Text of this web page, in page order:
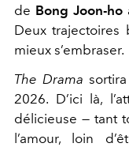
de Bong Joon-ho
Deux trajectoires
mieux s’embraser.
The Drama
2026. D’ici là,
délicieuse — tant
l’amour, loin